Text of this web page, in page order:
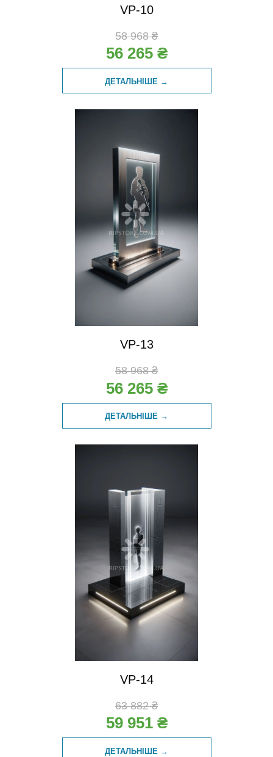
VP-10
58 968 ₴
56 265 ₴
ДЕТАЛЬНІШЕ →
VP-13
58 968 ₴
56 265 ₴
ДЕТАЛЬНІШЕ →
VP-14
63 882 ₴
59 951 ₴
ДЕТАЛЬНІШЕ →